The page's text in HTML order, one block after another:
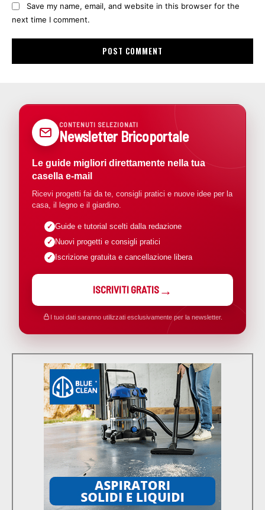
Save my name, email, and website in this browser for the
next time I comment.
CONTENUTI SELEZIONATI
Newsletter Bricoportale
Le guide migliori direttamente nella tua
casella e-mail
Ricevi progetti fai da te, consigli pratici e nuove idee per la
casa, il legno e il giardino.
Guide e tutorial scelti dalla redazione
Nuovi progetti e consigli pratici
Iscrizione gratuita e cancellazione libera
ISCRIVITI GRATIS
I tuoi dati saranno utilizzati esclusivamente per la newsletter.